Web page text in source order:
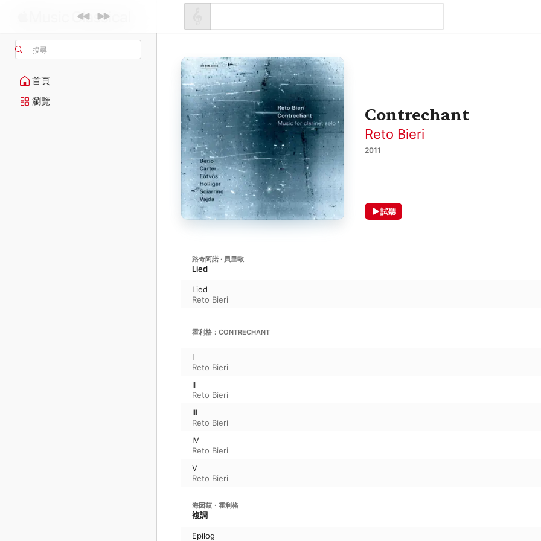
搜尋
首頁
瀏覽
Contrechant
Reto Bieri
2011
試聽
路奇阿諾 · 貝里歐
Lied
Lied
Reto Bieri
霍利格：CONTRECHANT
I
Reto Bieri
II
Reto Bieri
III
Reto Bieri
IV
Reto Bieri
V
Reto Bieri
海因茲・霍利格
複調
Epilog